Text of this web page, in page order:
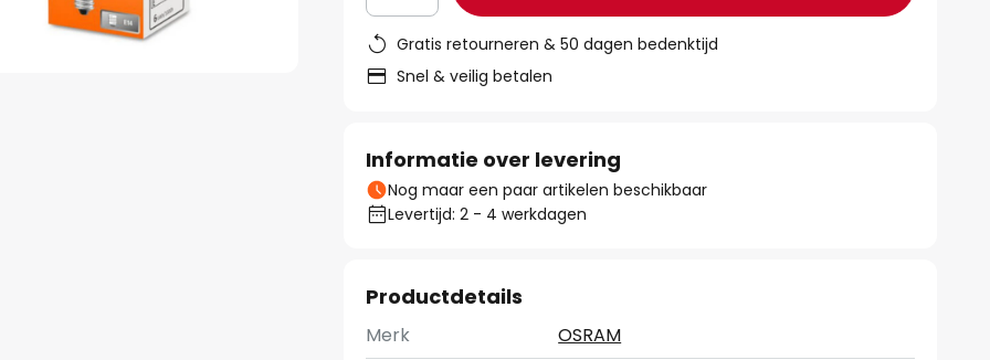
Gratis retourneren & 50 dagen bedenktijd
Snel & veilig betalen
Informatie over levering
Nog maar een paar artikelen beschikbaar
Levertijd: 2 - 4 werkdagen
Productdetails
Merk
OSRAM